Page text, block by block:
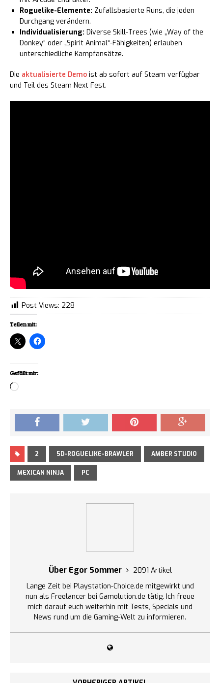
Roguelike-Elemente: Zufallsbasierte Runs, die jeden
Durchgang verändern.
Individualisierung: Diverse Skill-Trees (wie „Way of the
Donkey“ oder „Spirit Animal“-Fähigkeiten) erlauben
unterschiedliche Kampfansätze.
Die aktualisierte Demo ist ab sofort auf Steam verfügbar
und Teil des Steam Next Fest.
Post Views: 228
Teilen mit:
Gefällt mir:
Loading…
2 5D-ROGUELIKE-BRAWLER AMBER STUDIO
MEXICAN NINJA PC
Über Egor Sommer
2091 Artikel
Lange Zeit bei Playstation-Choice.de mitgewirkt und
nun als Freelancer bei Gamolution.de tätig. Ich freue
mich darauf euch weiterhin mit Tests, Specials und
News rund um die Gaming-Welt zu informieren.